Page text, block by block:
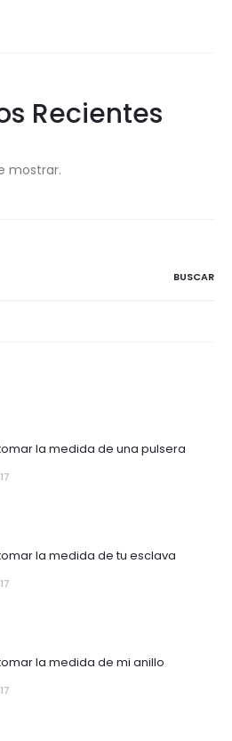
Recientes
mostrar.
la medida de una pulsera
la medida de tu esclava
la medida de mi anillo